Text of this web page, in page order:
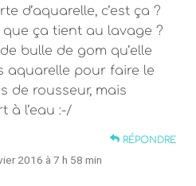
d’aquarelle, c’est ça ?
que ça tient au lavage ?
bulle de gom qu’elle
aquarelle pour faire le
de rousseur, mais
à l’eau :-/
RÉPONDRE
2016 à 7 h 58 min